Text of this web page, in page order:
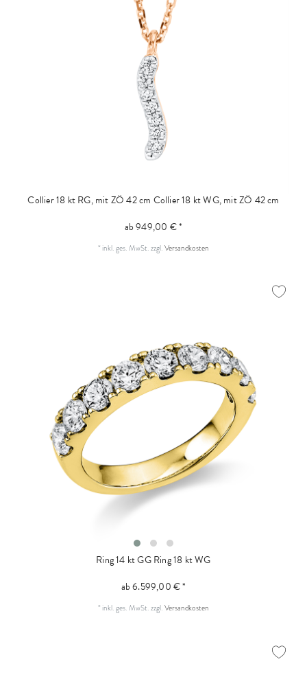
Collier 18 kt RG, mit ZÖ 42 cm Collier 18 kt WG, mit ZÖ 42 cm
ab 949,00 € *
* inkl. ges. MwSt.zzgl.Versandkosten
Ring 14 kt GGRing 18 kt WG
ab 6.599,00 € *
* inkl. ges. MwSt.zzgl.Versandkosten